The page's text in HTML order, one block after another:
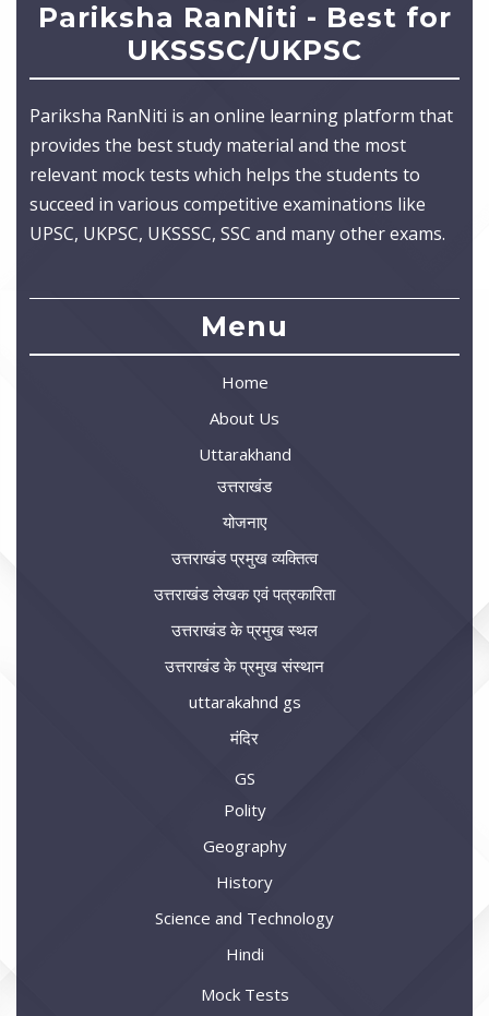
Pariksha RanNiti - Best for
UKSSSC/UKPSC
Pariksha RanNiti is an online learning platform that
provides the best study material and the most
relevant mock tests which helps the students to
succeed in various competitive examinations like
UPSC, UKPSC, UKSSSC, SSC and many other exams.
Menu
Home
About Us
Uttarakhand
उत्तराखंड
योजनाए
उत्तराखंड प्रमुख व्यक्तित्व
उत्तराखंड लेखक एवं पत्रकारिता
उत्तराखंड के प्रमुख स्थल
उत्तराखंड के प्रमुख संस्थान
uttarakahnd gs
मंदिर
GS
Polity
Geography
History
Science and Technology
Hindi
Mock Tests